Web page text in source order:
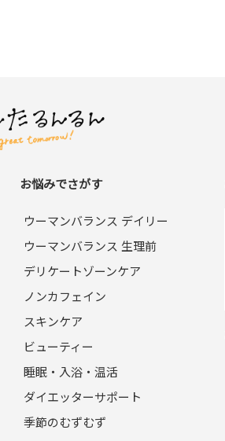
お悩みでさがす
ウーマンバランス デイリー
ウーマンバランス 生理前
デリケートゾーンケア
ノンカフェイン
スキンケア
ビューティー
睡眠・入浴・温活
ダイエッターサポート
季節のむずむず